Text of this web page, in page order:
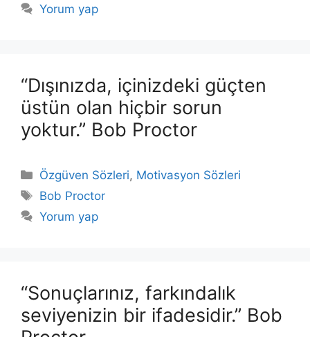
Yorum yap
“Dışınızda, içinizdeki güçten
üstün olan hiçbir sorun
yoktur.” Bob Proctor
Kategoriler
Özgüven Sözleri, Motivasyon Sözleri
Etiketler
Bob Proctor
Yorum yap
“Sonuçlarınız, farkındalık
seviyenizin bir ifadesidir.” Bob